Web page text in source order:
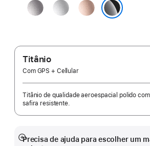
Cinzento
sideral
PrateadoRosa‑dourado
Titânio
Com GPS + Cellular
Titânio de qualidade aeroespacial polido
safira resistente.
Precisa de ajuda para escolher um
Veja